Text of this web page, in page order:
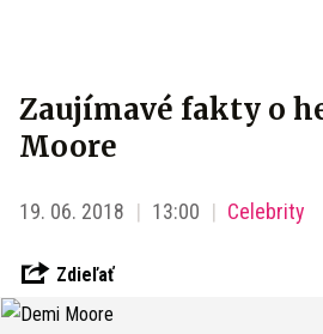
Zaujímavé fakty o
Moore
19. 06. 2018 13:00 Celebrity
Zdieľať